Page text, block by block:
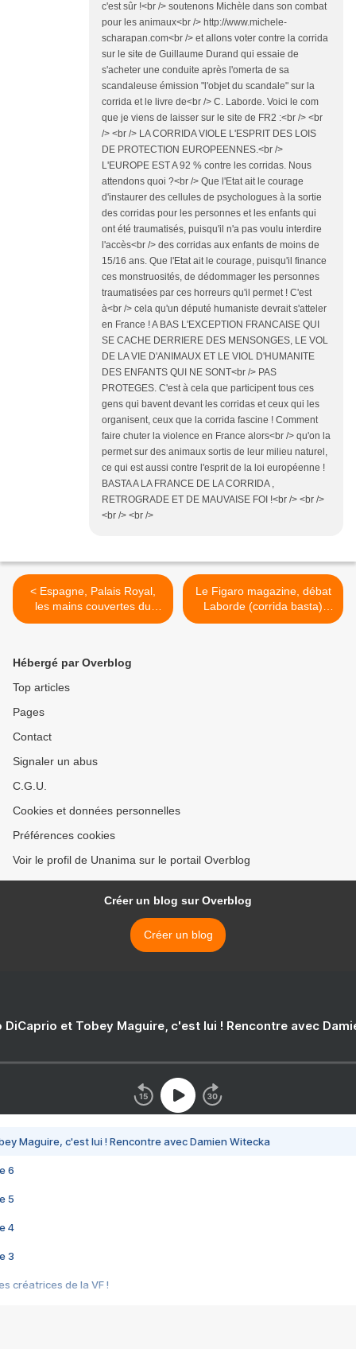
c'est sûr !<br /> soutenons Michèle dans son combat
pour les animaux<br /> http://www.michele-
scharapan.com<br /> et allons voter contre la corrida
sur le site de Guillaume Durand qui essaie de
s'acheter une conduite après l'omerta de sa
scandaleuse émission "l'objet du scandale" sur la
corrida et le livre de<br /> C. Laborde. Voici le com
que je viens de laisser sur le site de FR2 :<br /> <br
/> <br /> LA CORRIDA VIOLE L'ESPRIT DES LOIS
DE PROTECTION EUROPEENNES.<br />
L'EUROPE EST A 92 % contre les corridas. Nous
attendons quoi ?<br /> Que l'Etat ait le courage
d'instaurer des cellules de psychologues à la sortie
des corridas pour les personnes et les enfants qui
ont été traumatisés, puisqu'il n'a pas voulu interdire
l'accès<br /> des corridas aux enfants de moins de
15/16 ans. Que l'Etat ait le courage, puisqu'il finance
ces monstruosités, de dédommager les personnes
traumatisées par ces horreurs qu'il permet ! C'est
à<br /> cela qu'un député humaniste devrait s'atteler
en France ! A BAS L'EXCEPTION FRANCAISE QUI
SE CACHE DERRIERE DES MENSONGES, LE VOL
DE LA VIE D'ANIMAUX ET LE VIOL D'HUMANITE
DES ENFANTS QUI NE SONT<br /> PAS
PROTEGES. C'est à cela que participent tous ces
gens qui bavent devant les corridas et ceux qui les
organisent, ceux que la corrida fascine ! Comment
faire chuter la violence en France alors<br /> qu'on la
permet sur des animaux sortis de leur milieu naturel,
ce qui est aussi contre l'esprit de la loi européenne !
BASTA A LA FRANCE DE LA CORRIDA ,
RETROGRADE ET DE MAUVAISE FOI !<br /> <br />
<br /> <br />
< Espagne, Palais Royal,
les mains couvertes du
sang des taureaux
Le Figaro magazine, débat
Laborde (corrida basta)
Casals >
Hébergé par Overblog
Top articles
Pages
Contact
Signaler un abus
C.G.U.
Cookies et données personnelles
Préférences cookies
Voir le profil de Unanima sur le portail Overblog
Créer un blog sur Overblog
Créer un blog
DiCaprio et Tobey Maguire, c'est lui ! Rencontre avec
Maguire, c'est lui ! Rencontre avec Damien Witecka
6
5
4
3
créatrices de la VF !